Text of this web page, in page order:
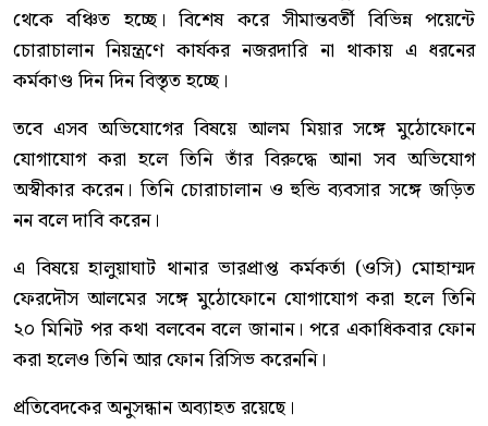
থেকে বঞ্চিত হচ্ছে। বিশেষ করে সীমান্তবর্তী বিভিন্ন পয়েন্টে
চোরাচালান নিয়ন্ত্রণে কার্যকর নজরদারি না থাকায় এ ধরনের
কর্মকাণ্ড দিন দিন বিস্তৃত হচ্ছে।
তবে এসব অভিযোগের বিষয়ে আলম মিয়ার সঙ্গে মুঠোফোনে
যোগাযোগ করা হলে তিনি তাঁর বিরুদ্ধে আনা সব অভিযোগ
অস্বীকার করেন। তিনি চোরাচালান ও হুন্ডি ব্যবসার সঙ্গে জড়িত
নন বলে দাবি করেন।
এ বিষয়ে হালুয়াঘাট থানার ভারপ্রাপ্ত কর্মকর্তা (ওসি) মোহাম্মদ
ফেরদৌস আলমের সঙ্গে মুঠোফোনে যোগাযোগ করা হলে তিনি
২০ মিনিট পর কথা বলবেন বলে জানান। পরে একাধিকবার ফোন
করা হলেও তিনি আর ফোন রিসিভ করেননি।
প্রতিবেদকের অনুসন্ধান অব্যাহত রয়েছে।